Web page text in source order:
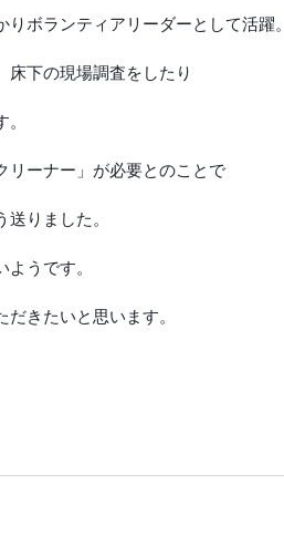
ボランティアリーダーとして活躍。
床下の現場調査をしたり
リーナー」が必要とのことで
りました。
うです。
きたいと思います。